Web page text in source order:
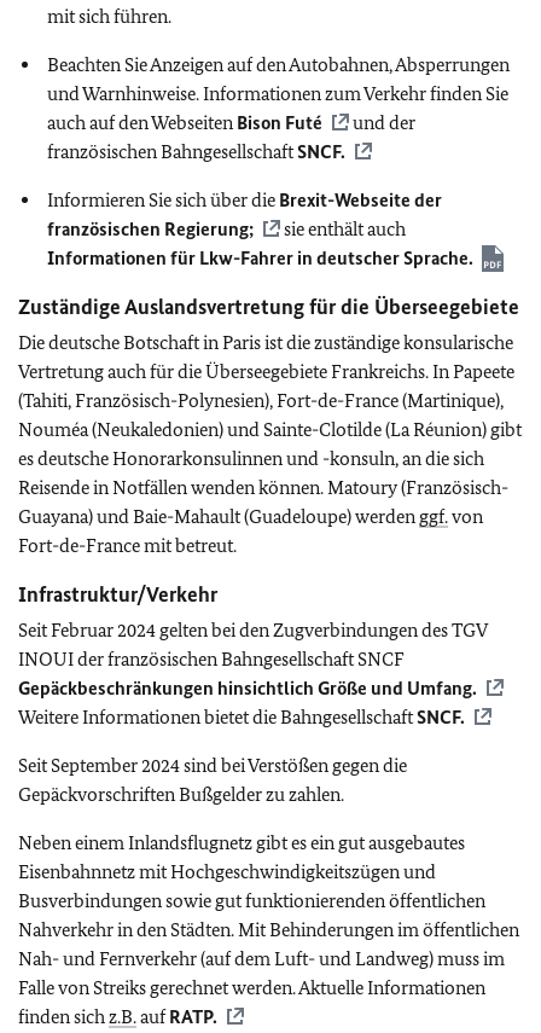
mit sich führen.
Beachten Sie Anzeigen auf den Autobahnen, Absperrungen
und Warnhinweise. Informationen zum Verkehr finden Sie
auch auf den Webseiten Bison Futé
und der
französischen BahngesellschaftSNCF.
Informieren Sie sich über die Brexit-Webseite der
französischen Regierung;
sie enthält auch
Informationen für Lkw-Fahrer in deutscher Sprache.
Zuständige Auslandsvertretung für die Überseegebiete
Die deutsche Botschaft in Paris ist die zuständige konsularische
Vertretung auch für die Überseegebiete Frankreichs. In Papeete
(Tahiti, Französisch-Polynesien), Fort-de-France (Martinique),
Nouméa (Neukaledonien) und Sainte-Clotilde (La Réunion) gibt
es deutsche Honorarkonsulinnen und -konsuln, an die sich
Reisende in Notfällen wenden können. Matoury (Französisch-
Guayana) und Baie-Mahault (Guadeloupe) werden ggf.von
Fort-de-France mit betreut.
Infrastruktur/Verkehr
Seit Februar 2024 gelten bei den Zugverbindungen des TGV
INOUI der französischen Bahngesellschaft SNCF
Gepäckbeschränkungen hinsichtlich Größe und Umfang.
Weitere Informationen bietet die BahngesellschaftSNCF.
Seit September 2024 sind bei Verstößen gegen die
Gepäckvorschriften Bußgelder zu zahlen.
Neben einem Inlandsflugnetz gibt es ein gut ausgebautes
Eisenbahnnetz mit Hochgeschwindigkeitszügen und
Busverbindungen sowie gut funktionierenden öffentlichen
Nahverkehr in den Städten. Mit Behinderungen im öffentlichen
Nah- und Fernverkehr (auf dem Luft- und Landweg) muss im
Falle von Streiks gerechnet werden.Aktuelle Informationen
finden sichz.B.auf RATP.